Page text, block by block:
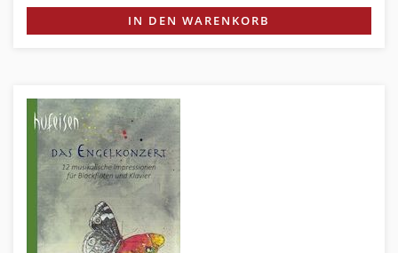
IN DEN WARENKORB